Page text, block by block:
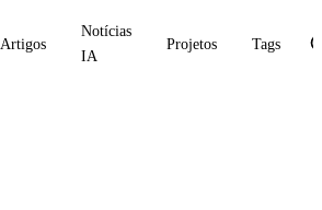
Artigos
Notícias
IA
Projetos Tags